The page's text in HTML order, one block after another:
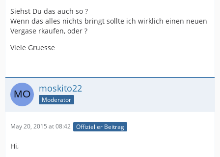
Siehst Du das auch so ?
Wenn das alles nichts bringt sollte ich wirklich einen neuen
Vergase rkaufen, oder ?
Viele Gruesse
moskito22
Moderator
May 20, 2015 at 08:42 Offizieller Beitrag
Hi,